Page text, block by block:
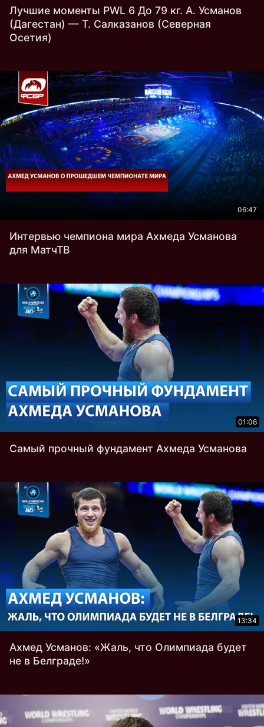
Лучшие моменты PWL 6 До 79 кг. А. Усманов
(Дагестан) — Т. Салказанов (Северная
Осетия)
06:47
Интервью чемпиона мира Ахмеда Усманова
для МатчТВ
01:06
Самый прочный фундамент Ахмеда Усманова
13:34
Ахмед Усманов: «Жаль, что Олимпиада будет
не в Белграде!»